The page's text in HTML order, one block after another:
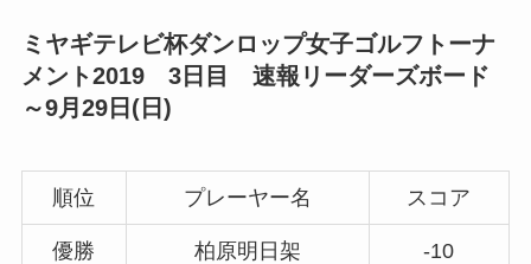
ミヤギテレビ杯ダンロップ女子ゴルフトーナ
メント2019 3日目 速報リーダーズボード
～9月29日(日)
順位 プレーヤー名 スコア
優勝 柏原明日架 -10